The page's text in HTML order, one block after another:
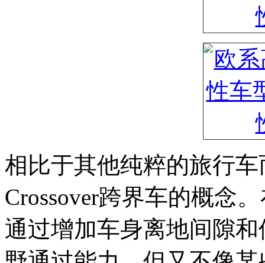
相比于其他纯粹的旅行
Crossover跨界车的概念
通过增加车身离地间隙